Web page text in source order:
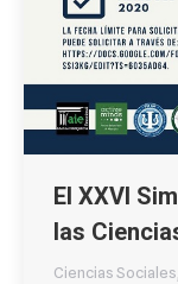
El XXVI
las
Ciencias Sociales